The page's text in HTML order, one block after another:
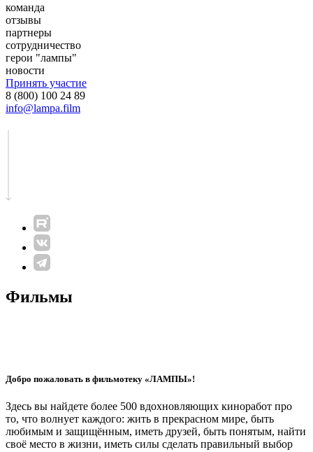
команда
отзывы
партнеры
сотрудничество
герои "лампы"
новости
Принять участие
8 (800) 100 24 89
info@lampa.film
Фильмы
Добро пожаловать в фильмотеку «ЛАМПЫ»!
Здесь вы найдете более 500 вдохновляющих киноработ про
то, что волнует каждого: жить в прекрасном мире, быть
любимым и защищённым, иметь друзей, быть понятым, найти
своё место в жизни, иметь силы сделать правильный выбор